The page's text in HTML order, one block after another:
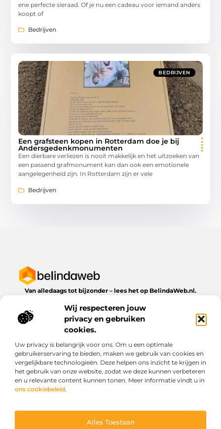
Wij respecteren jouw
privacy en gebruiken
cookies.
Uw privacy is belangrijk voor ons. Om u een optimale
gebruikerservaring te bieden, maken we gebruik van cookies en
vergelijkbare technologieën. Deze helpen ons inzicht te krijgen in
het gebruik van onze website, zodat we deze kunnen verbeteren
en u relevante content kunnen tonen. Meer informatie vindt u in
ons cookiebeleid.
Alles Toestaan
ene perfecte sieraad. Of je nu een cadeau voor iemand anders
koopt of
Bedrijven
BEDRIJVEN
Een grafsteen kopen in Rotterdam doe je bij
Andersgedenkmonumenten
Een dierbare verliezen is nooit makkelijk en het uitzoeken van
een passend grafmonument kan dan ook een emotionele
aangelegenheid zijn. In Rotterdam zijn er vele
Bedrijven
Van alledaags tot bijzonder – lees het op BelindaWeb.nl.
dagelijks leven te bieden heeft.
Bericht categorie
Onze informatie
Cookiebeleid (EU)